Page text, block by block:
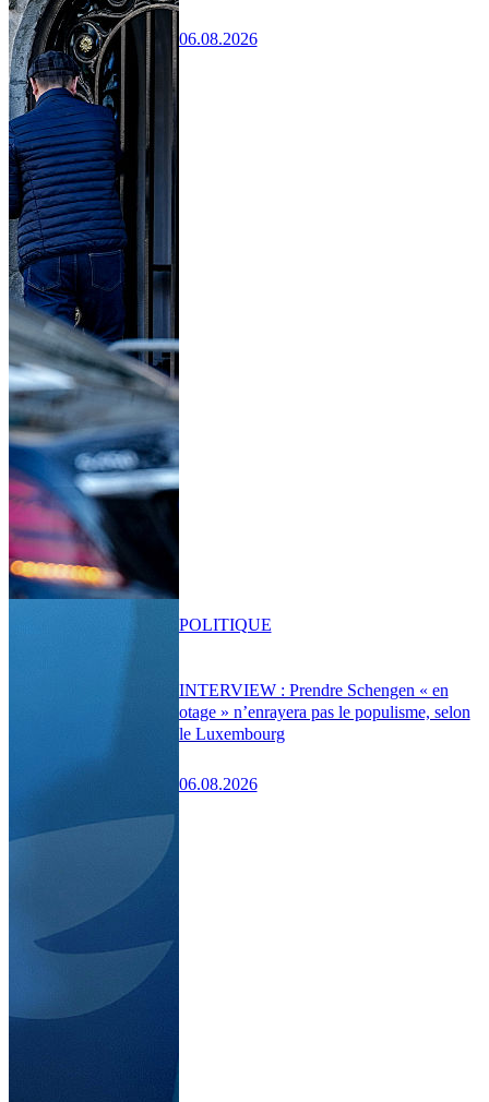
06.08.2026
INTERVIEW : Prendre Schengen « en
otage » n’enrayera pas le populisme, selon
le Luxembourg
06.08.2026
POLITIQUE